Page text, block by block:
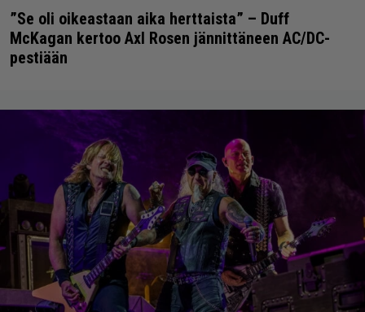
”Se oli oikeastaan aika herttaista” – Duff
McKagan kertoo Axl Rosen jännittäneen AC/DC-
pestiään